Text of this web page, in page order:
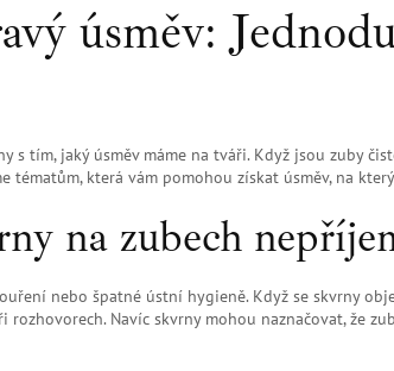
úsměv:
s tím, jaký úsměv máme na tváři. Když jsou zuby
tématům, která vám pomohou získat úsměv, na
na zubech
nebo špatné ústní hygieně. Když se skvrny
Navíc skvrny mohou naznačovat, že